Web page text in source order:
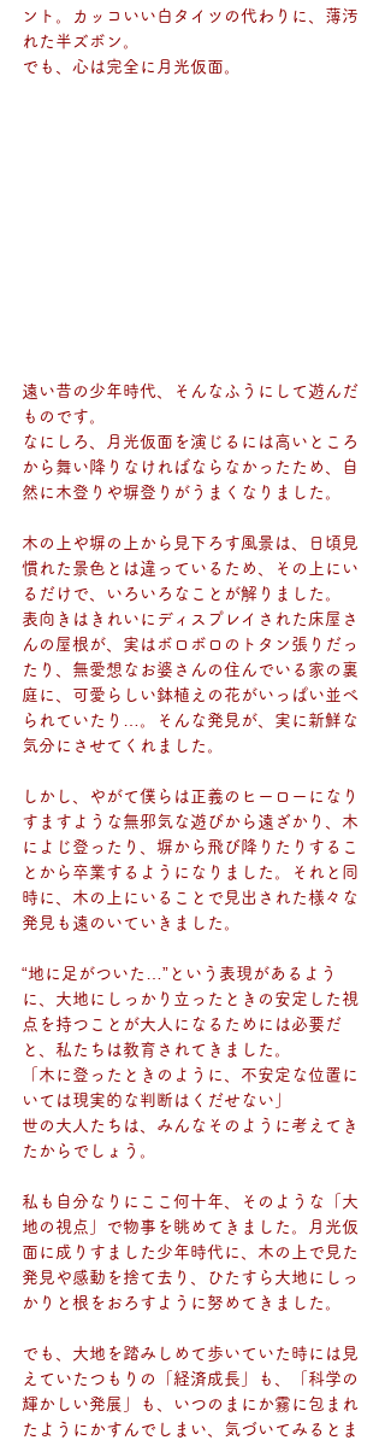
ント。カッコいい白タイツの代わりに、薄汚
れた半ズボン。
でも、心は完全に月光仮面。
遠い昔の少年時代、そんなふうにして遊んだ
ものです。
なにしろ、月光仮面を演じるには高いところ
から舞い降りなければならなかったため、自
然に木登りや塀登りがうまくなりました。
木の上や塀の上から見下ろす風景は、日頃見
慣れた景色とは違っているため、その上にい
るだけで、いろいろなことが解りました。
表向きはきれいにディスプレイされた床屋さ
んの屋根が、実はボロボロのトタン張りだっ
たり、無愛想なお婆さんの住んでいる家の裏
庭に、可愛らしい鉢植えの花がいっぱい並べ
られていたり…。そんな発見が、実に新鮮な
気分にさせてくれました。
しかし、やがて僕らは正義のヒーローになり
すますような無邪気な遊びから遠ざかり、木
によじ登ったり、塀から飛び降りたりするこ
とから卒業するようになりました。それと同
時に、木の上にいることで見出された様々な
発見も遠のいていきました。
“地に足がついた…”という表現があるよう
に、大地にしっかり立ったときの安定した視
点を持つことが大人になるためには必要だ
と、私たちは教育されてきました。
「木に登ったときのように、不安定な位置に
いては現実的な判断はくだせない」
世の大人たちは、みんなそのように考えてき
たからでしょう。
私も自分なりにここ何十年、そのような「大
地の視点」で物事を眺めてきました。月光仮
面に成りすました少年時代に、木の上で見た
発見や感動を捨て去り、ひたすら大地にしっ
かりと根をおろすように努めてきました。
でも、大地を踏みしめて歩いていた時には見
えていたつもりの「経済成長」も、「科学の
輝かしい発展」も、いつのまにか霧に包まれ
たようにかすんでしまい、気づいてみるとま